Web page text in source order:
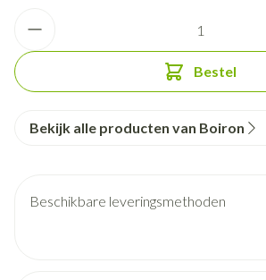
Bestel
Bekijk alle producten van Boiron
Beschikbare leveringsmethoden